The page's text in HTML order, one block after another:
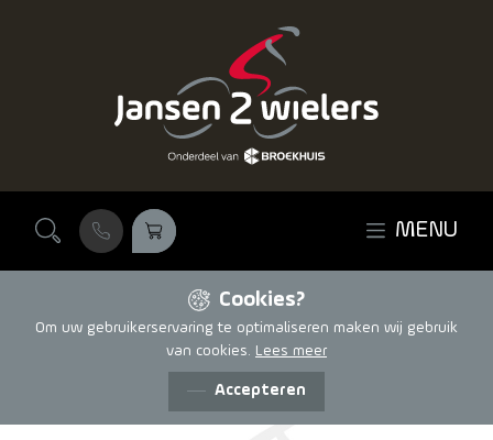
MENU
Cookies?
Om uw gebruikerservaring te optimaliseren maken wij gebruik
van cookies. Lees meer
Accepteren